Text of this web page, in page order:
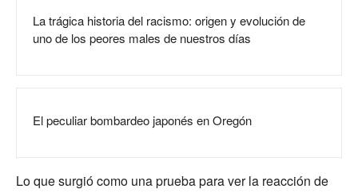
La trágica historia del racismo: origen y evolución de
uno de los peores males de nuestros días
El peculiar bombardeo japonés en Oregón
Lo que surgió como una prueba para ver la reacción de